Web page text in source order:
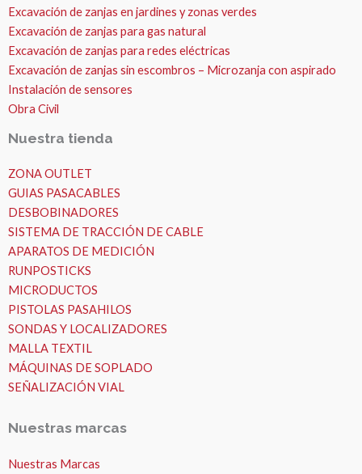
Excavación de zanjas en jardines y zonas verdes
Excavación de zanjas para gas natural
Excavación de zanjas para redes eléctricas
Excavación de zanjas sin escombros – Microzanja con aspirado
Instalación de sensores
Obra Civil
Nuestra tienda
ZONA OUTLET
GUIAS PASACABLES
DESBOBINADORES
SISTEMA DE TRACCIÓN DE CABLE
APARATOS DE MEDICIÓN
RUNPOSTICKS
MICRODUCTOS
PISTOLAS PASAHILOS
SONDAS Y LOCALIZADORES
MALLA TEXTIL
MÁQUINAS DE SOPLADO
SEÑALIZACIÓN VIAL
Nuestras marcas
Nuestras Marcas